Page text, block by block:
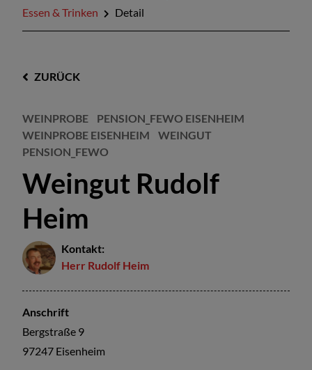
Essen & Trinken
Detail
ZURÜCK
WEINPROBE
PENSION_FEWO EISENHEIM
WEINPROBE EISENHEIM
WEINGUT
PENSION_FEWO
Weingut Rudolf
Heim
Kontakt:
Herr Rudolf Heim
Anschrift
Bergstraße 9
97247 Eisenheim